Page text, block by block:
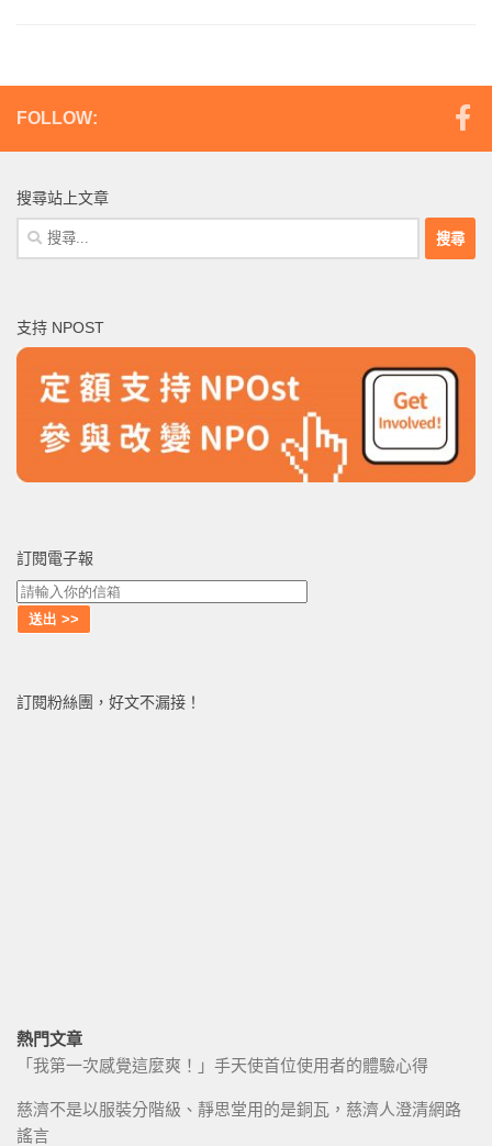
FOLLOW:
搜尋站上文章
搜
尋
字:
支持 NPOST
訂閱電子報
訂閱粉絲團，好文不漏接！
熱門文章
「我第一次感覺這麼爽！」手天使首位使用者的體驗心得
慈濟不是以服裝分階級、靜思堂用的是銅瓦，慈濟人澄清網路
謠言